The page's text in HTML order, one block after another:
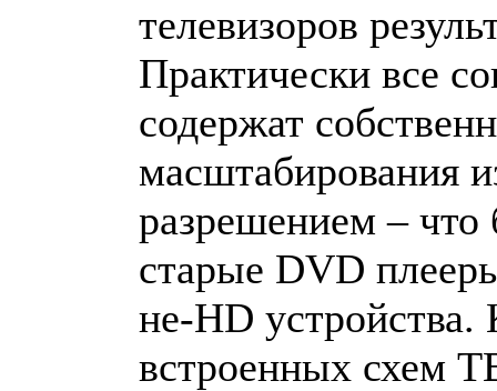
телевизоров
Практически все
содержат
масштабирования
разрешением –
старые DVD
не-HD устройства.
встроенных схем